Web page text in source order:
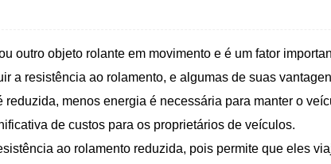
outro objeto rolante em movimento e é um fator
a resistência ao rolamento, e algumas de suas
menos energia é necessária para manter o
de custos para os proprietários de veículos.
ao rolamento reduzida, pois permite que eles